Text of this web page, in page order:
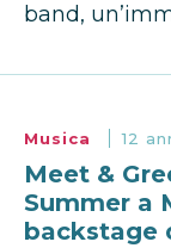
band,
Musica 12
Meet &
Summer a
backstage